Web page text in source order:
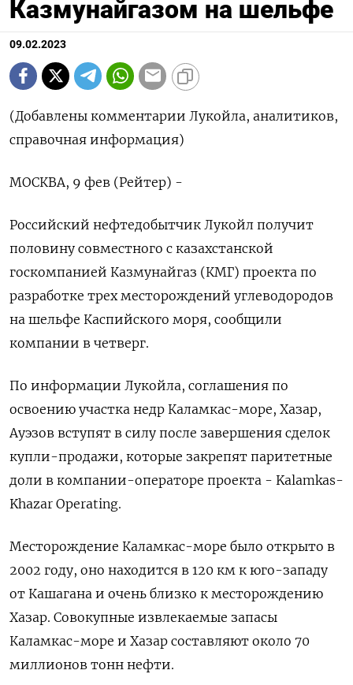
Казмунайгазом на шельфе
09.02.2023
(Добавлены комментарии Лукойла, аналитиков,
справочная информация)
МОСКВА, 9 фев (Рейтер) -
Российский нефтедобытчик Лукойл получит
половину совместного с казахстанской
госкомпанией Казмунайгаз (КМГ) проекта по
разработке трех месторождений углеводородов
на шельфе Каспийского моря, сообщили
компании в четверг.
По информации Лукойла, соглашения по
освоению участка недр Каламкас-море, Хазар,
Ауэзов вступят в силу после завершения сделок
купли-продажи, которые закрепят паритетные
доли в компании-операторе проекта - Kalamkas-
Khazar Operating.
Месторождение Каламкас-море было открыто в
2002 году, оно находится в 120 км к юго-западу
от Кашагана и очень близко к месторождению
Хазар. Совокупные извлекаемые запасы
Каламкас-море и Хазар составляют около 70
миллионов тонн нефти.